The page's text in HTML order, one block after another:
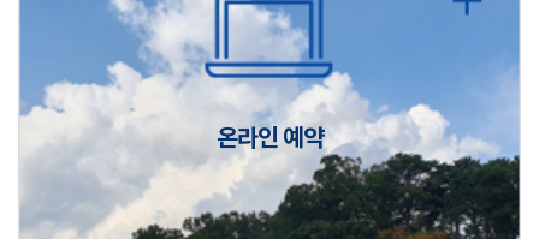
캠핑장(9월1일~6일) 미운영 공지
2026년 5월 캠핑장 안점 점검의 날 변경 안내
캠핑장(9월1일~6일) 미운영 공지
온라인 예약